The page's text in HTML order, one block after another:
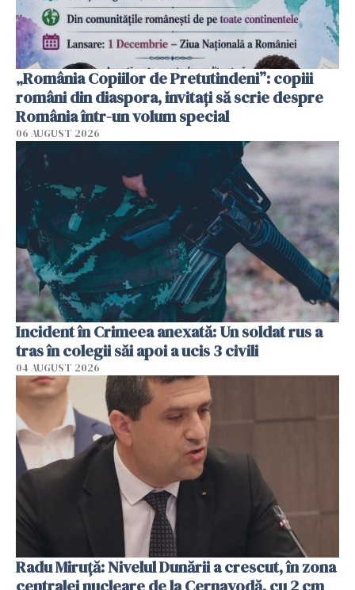
„România Copiilor de Pretutindeni”: copiii
români din diaspora, invitați să scrie despre
România într-un volum special
06 AUGUST 2026
Incident în Crimeea anexată: Un soldat rus a
tras în colegii săi apoi a ucis 3 civili
04 AUGUST 2026
Radu Miruţă: Nivelul Dunării a crescut, în zona